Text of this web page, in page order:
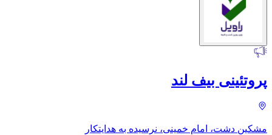
پروتئینی بیف لند
مشکین دشت، امام خمینی، نرسیده به هدایتکار